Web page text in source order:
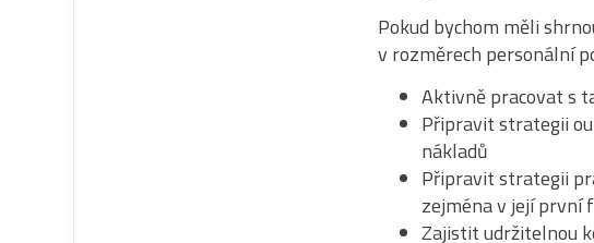
Pokud bychom měli
v rozměrech personální
Aktivně pracovat s
Připravit strategii
nákladů
Připravit strategii
zejména v její první
Zajistit udržitelnou